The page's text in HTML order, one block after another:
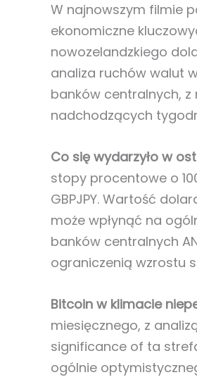
W najnowszym filmie
ekonomiczne
nowozelandzkiego
analiza ruchów walut
banków centralnych,
nadchodzących
Co się wydarzyło w
stopy procentowe o
GBPJPY. Wartość
może wpłynąć na
banków centralnych
ograniczenią wzrostu
Bitcoin w klimacie
miesięcznego, z
significance of ta
ogólnie